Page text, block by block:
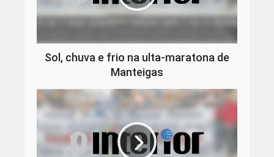
Sol, chuva e frio na ulta-maratona de
Manteigas